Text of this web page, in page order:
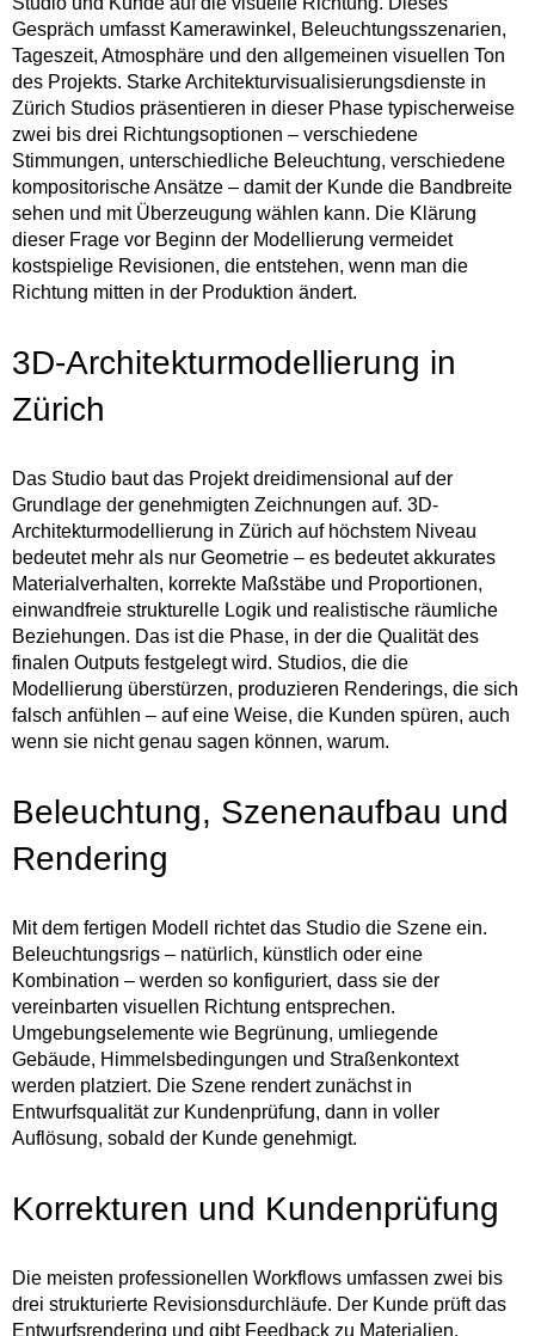
Gespräch umfasst Kamerawinkel, Beleuchtungsszenarien,
Tageszeit, Atmosphäre und den allgemeinen visuellen Ton
des Projekts. Starke Architekturvisualisierungsdienste in
Zürich Studios präsentieren in dieser Phase typischerweise
zwei bis drei Richtungsoptionen – verschiedene
Stimmungen, unterschiedliche Beleuchtung, verschiedene
kompositorische Ansätze – damit der Kunde die Bandbreite
sehen und mit Überzeugung wählen kann. Die Klärung
dieser Frage vor Beginn der Modellierung vermeidet
kostspielige Revisionen, die entstehen, wenn man die
Richtung mitten in der Produktion ändert.
3D-Architekturmodellierung in
Zürich
Das Studio baut das Projekt dreidimensional auf der
Grundlage der genehmigten Zeichnungen auf. 3D-
Architekturmodellierung in Zürich auf höchstem Niveau
bedeutet mehr als nur Geometrie – es bedeutet akkurates
Materialverhalten, korrekte Maßstäbe und Proportionen,
einwandfreie strukturelle Logik und realistische räumliche
Beziehungen. Das ist die Phase, in der die Qualität des
finalen Outputs festgelegt wird. Studios, die die
Modellierung überstürzen, produzieren Renderings, die sich
falsch anfühlen – auf eine Weise, die Kunden spüren, auch
wenn sie nicht genau sagen können, warum.
Beleuchtung, Szenenaufbau und
Rendering
Mit dem fertigen Modell richtet das Studio die Szene ein.
Beleuchtungsrigs – natürlich, künstlich oder eine
Kombination – werden so konfiguriert, dass sie der
vereinbarten visuellen Richtung entsprechen.
Umgebungselemente wie Begrünung, umliegende
Gebäude, Himmelsbedingungen und Straßenkontext
werden platziert. Die Szene rendert zunächst in
Entwurfsqualität zur Kundenprüfung, dann in voller
Auflösung, sobald der Kunde genehmigt.
Korrekturen und Kundenprüfung
Die meisten professionellen Workflows umfassen zwei bis
drei strukturierte Revisionsdurchläufe. Der Kunde prüft das
Entwurfsrendering und gibt Feedback zu Materialien,